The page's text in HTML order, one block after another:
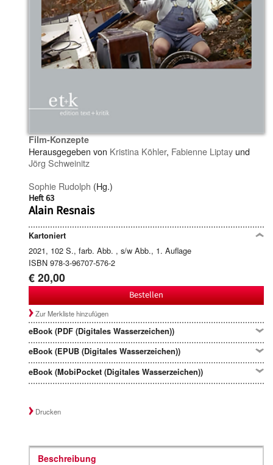
Film-Konzepte
Herausgegeben von Kristina Köhler, Fabienne Liptay und
Jörg Schweinitz
Sophie Rudolph (Hg.)
Heft 63
Alain Resnais
Kartoniert
2021, 102 S., farb. Abb. , s/w Abb., 1. Auflage
ISBN 978-3-96707-576-2
€ 20,00
Bestellen
Zur Merkliste hinzufügen
eBook (PDF (Digitales Wasserzeichen))
eBook (EPUB (Digitales Wasserzeichen))
eBook (MobiPocket (Digitales Wasserzeichen))
Drucken
Beschreibung